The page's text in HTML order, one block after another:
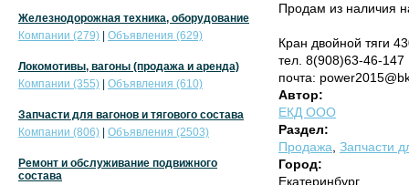
Продам из наличия
Кран двойной тяги
тел. 8(908)63-46-147
почта:
Автор:
ЕКД ООО
Раздел:
Продажа Запчасти
Город:
Екатеринбург
Железнодорожная техника, оборудование
Компании (279)
Объявления (629)
Локомотивы, вагоны (продажа и аренда)
Компании (355)
Объявления (610)
Запчасти для вагонов и тягового состава
Компании (806)
Объявления (2503)
Ремонт и обслуживание подвижного
состава